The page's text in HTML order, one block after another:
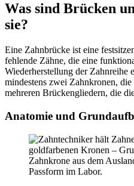
Was sind Brücken
sie?
Eine Zahnbrücke ist eine
fehlende Zähne, die eine
Wiederherstellung der Zahnreihe
mindestens zwei Zahnkronen,
mehreren Brückengliedern, die
Anatomie und
Zahnkrone aus dem
Passform im Labor.